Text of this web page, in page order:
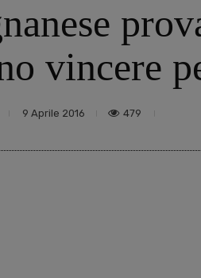
vincere
9 Aprile 2016 479